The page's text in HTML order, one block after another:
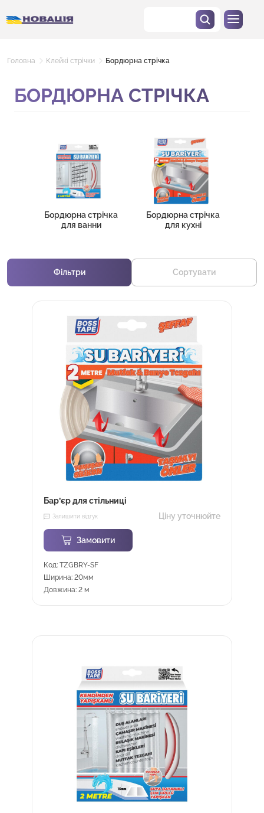
Головна Клейкі стрічки Бордюрна стрічка
БОРДЮРНА СТРІЧКА
Бордюрна стрічка
для ванни
Бордюрна стрічка
для кухні
Фільтри Сортувати
Бар’єр для стільниці
Залишити відгук Ціну уточнюйте
Замовити
Код: TZGBRY-SF
Ширина: 20мм
Довжина: 2 м